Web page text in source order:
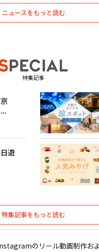
ニュースをもっと読む
特集記事
遊
特集記事をもっと読む
のリール動画制作お